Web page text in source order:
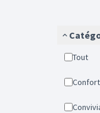
Tout